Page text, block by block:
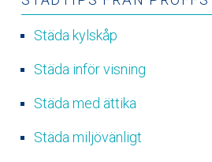
Städa kylskåp
Städa inför visning
Städa med ättika
Städa miljövänligt